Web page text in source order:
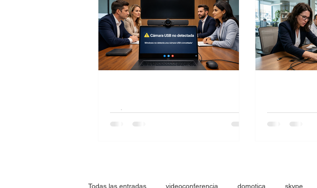
híbrida, impidiendo que los participantes
remotos escuchen correctamente.
paso a paso
Cámara USB no detectada en
windows
Zoom no
Todas las entradas videoconferencia domotica skype